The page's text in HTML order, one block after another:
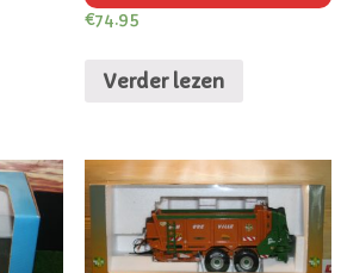
€74.95
Verder lezen